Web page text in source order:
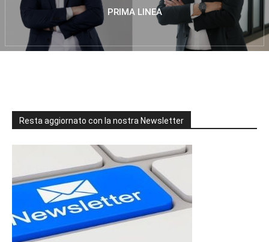
PRIMA LINEA
Resta aggiornato con la nostra Newsletter